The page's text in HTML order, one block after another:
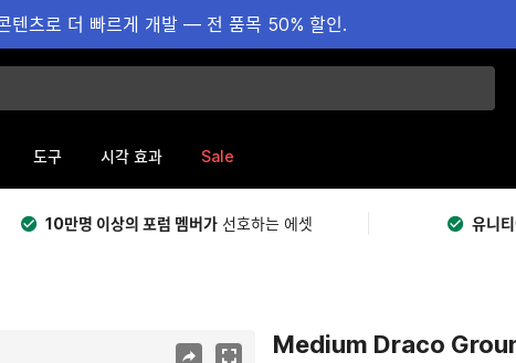
텐츠로 더 빠르게 개발 — 전 품목 50% 할인.
도구 시각 효과 Sale
10만명 이상의 포럼 멤버가 선호하는 에셋 유니
Medium Draco